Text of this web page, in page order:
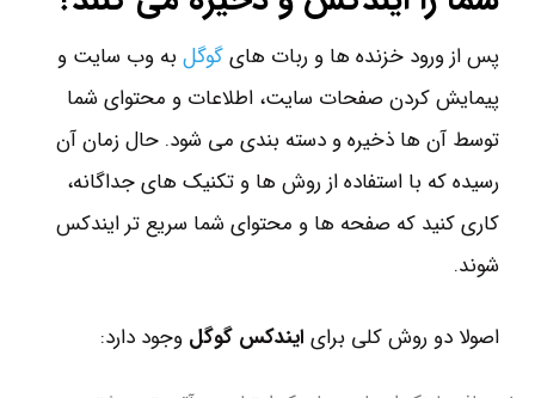
پس از ورود خزنده ها و ربات هایگوگلبه وب سایت و
پیمایش کردن صفحات سایت، اطلاعات و محتوای شما
توسط آن ها ذخیره و دسته بندی می شود. حال زمان آن
رسیده که با استفاده از روش ها و تکنیک های جداگانه،
کاری کنید که صفحه ها و محتوای شما سریع تر ایندکس
شوند.
اصولا دو روش کلی برای ایندکس گوگل وجود دارد: